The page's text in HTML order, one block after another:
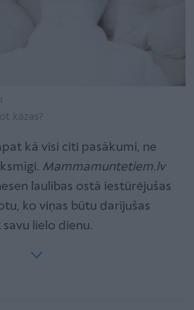
kāzas?
kā visi citi pasākumi, ne
Mammamuntetiem.lv
laulības ostā iestūrējušas
ko viņas būtu darījušas
lielo dienu.